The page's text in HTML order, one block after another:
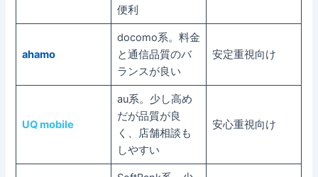
便利
ahamo
docomo系。料金
と通信品質のバ
ランスが良い
安定重視向け
UQ mobile
au系。少し高め
だが品質が良
く、店舗相談も
しやすい
安心重視向け